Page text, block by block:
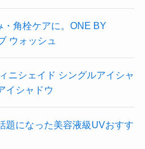
・角栓ケアに。ONE BY
ウォッシュ
ニシェイド シングルアイシャ
イシャドウ
題になった美容液級UVおすす